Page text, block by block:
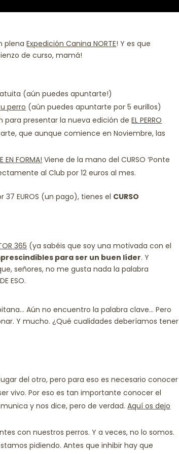
plenaExpedición Canina NORTE! Y es que
de curso, mamá!
(aún puedes apuntarte!)
perro (aún puedes apuntarte por 5 eurillos)
para presentar la nueva edición deEL PERRO
que aunque comience en Noviembre, las
EN FORMA! Viene de la mano del CURSO ‘Ponte
al Club por 12 euros al mes.
EUROS (un pago), tienes el CURSO
365 (ya sabéis que soy una motivada con el
para ser un buen líder. Y
señores, no me gusta nada la palabra
ESO.
Aún no encuentro la palabra clave… Pero
Y mucho. ¿Qué cualidades deberíamos tener
del otro, pero para eso es necesario conocer
vivo. Por eso es tan importante conocer el
y nos dice, pero de verdad.Aquí os dejo
con nuestros perros. Y a veces, no lo somos.
pidiendo. Antes que inhibir hay que